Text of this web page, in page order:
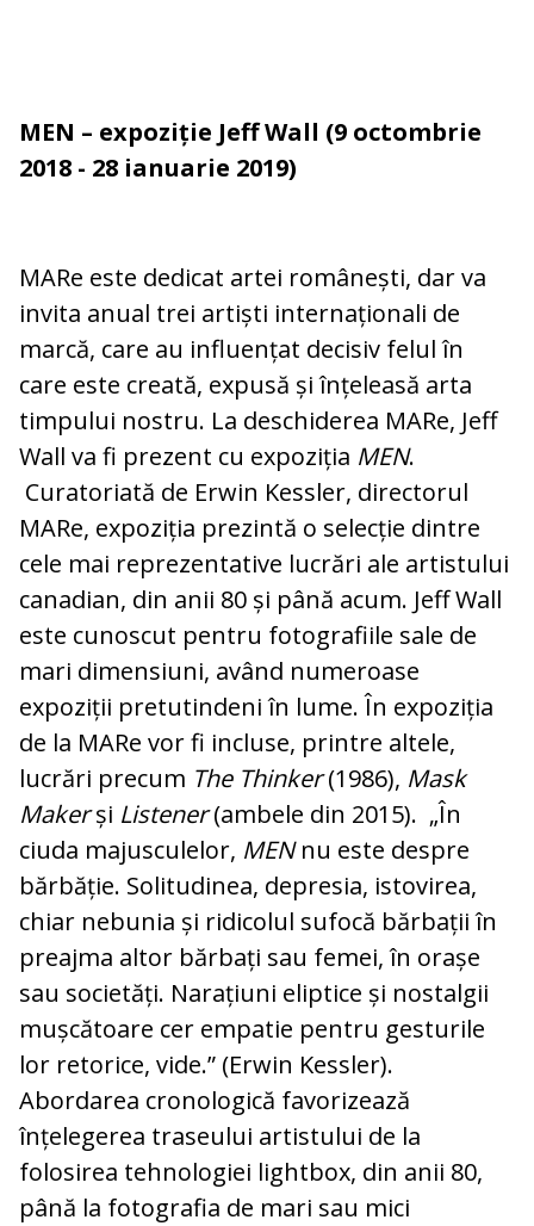
MEN – expoziție Jeff Wall (9 octombrie
2018 - 28 ianuarie 2019)
MARe este dedicat artei românești, dar va
invita anual trei artiști internaționali de
marcă, care au influențat decisiv felul în
care este creată, expusă și înțeleasă arta
timpului nostru. La deschiderea MARe, Jeff
Wall va fi prezent cu expoziția MEN.
Curatoriată de Erwin Kessler, directorul
MARe, expoziția prezintă o selecție dintre
cele mai reprezentative lucrări ale artistului
canadian, din anii 80 și până acum. Jeff Wall
este cunoscut pentru fotografiile sale de
mari dimensiuni, având numeroase
expoziții pretutindeni în lume. În expoziția
de la MARe vor fi incluse, printre altele,
lucrări precum The Thinker(1986), Mask
Makerși Listener(ambele din 2015). „În
ciuda majusculelor, MENnu este despre
bărbăție. Solitudinea, depresia, istovirea,
chiar nebunia și ridicolul sufocă bărbații în
preajma altor bărbați sau femei, în orașe
sau societăți. Narațiuni eliptice și nostalgii
mușcătoare cer empatie pentru gesturile
lor retorice, vide.” (Erwin Kessler).
Abordarea cronologică favorizează
înțelegerea traseului artistului de la
folosirea tehnologiei lightbox, din anii 80,
până la fotografia de mari sau mici